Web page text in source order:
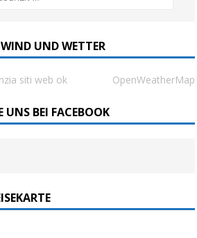
WIND UND WETTER
siti web ok OpenWeatherMap
UNS BEI FACEBOOK